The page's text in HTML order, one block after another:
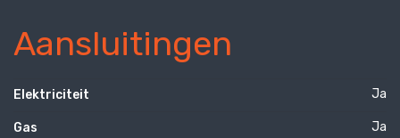
Aansluitingen
Elektriciteit Ja
Gas Ja